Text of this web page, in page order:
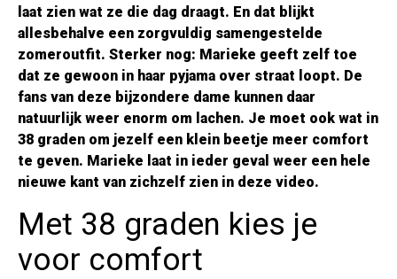
laat zien wat ze die dag draagt. En dat blijkt
allesbehalve een zorgvuldig samengestelde
zomeroutfit. Sterker nog: Marieke geeft zelf toe
dat ze gewoon in haar pyjama over straat loopt. De
fans van deze bijzondere dame kunnen daar
natuurlijk weer enorm om lachen. Je moet ook wat in
38 graden om jezelf een klein beetje meer comfort
te geven. Marieke laat in ieder geval weer een hele
nieuwe kant van zichzelf zien in deze video.
Met 38 graden kies je
voor comfort